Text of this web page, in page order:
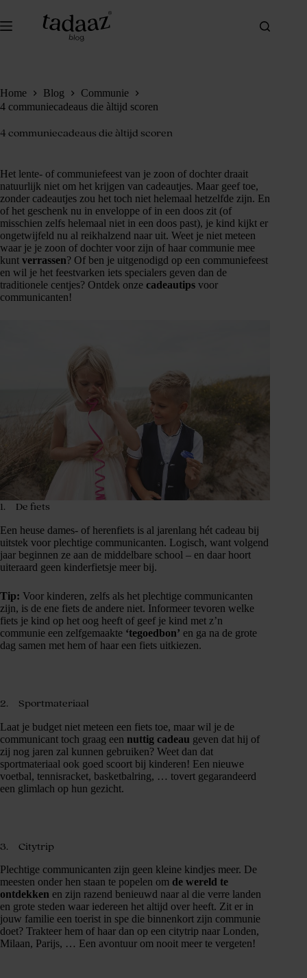
de
Home Blog
Communie
4 communiecadeaus die àltijd scoren
4 communiecadeaus die àltijd scoren
Het lente- of communiefeest van je zoon of dochter draait
natuurlijk niet om het krijgen van cadeautjes. Maar geef toe,
zonder cadeautjes zou het toch niet helemaal hetzelfde zijn. En
of het geschenk nu in enveloppe of in een doos zit (of
misschien zelfs helemaal niet in een doos past), je kind kijkt er
ongetwijfeld nu al reikhalzend naar uit. Weet je niet meteen
waar je je zoon of dochter voor zijn of haar communie mee
kunt verrassen? Of ben je uitgenodigd op een communiefeest
en wil je het feestvarken iets specialers geven dan de
traditionele centjes? Ontdek onze cadeautips voor
communicanten!
1. De fiets
Een heuse dames- of herenfiets is al jarenlang hét cadeau bij
uitstek voor plechtige communicanten. Logisch, want volgend
jaar beginnen ze aan de middelbare school – en daar hoort
uiteraard geen kinderfietsje meer bij.
Tip: Voor kinderen, zelfs als het plechtige communicanten
zijn, is de ene fiets de andere niet. Informeer tevoren welke
fiets je kind op het oog heeft of geef je kind met z’n
communie een zelfgemaakte ‘tegoedbon’ en ga na de grote
dag samen met hem of haar een fiets uitkiezen.
2. Sportmateriaal
Laat je budget niet meteen een fiets toe, maar wil je de
communicant toch graag een nuttig cadeau geven dat hij of
zij nog jaren zal kunnen gebruiken? Weet dan dat
sportmateriaal ook goed scoort bij kinderen! Een nieuwe
voetbal, tennisracket, basketbalring, … tovert gegarandeerd
een glimlach op hun gezicht.
3. Citytrip
Plechtige communicanten zijn geen kleine kindjes meer. De
meesten onder hen staan te popelen om de wereld te
ontdekken en zijn razend benieuwd naar al die verre landen
en grote steden waar iedereen het altijd over heeft. Zit er in
jouw familie een toerist in spe die binnenkort zijn communie
doet? Trakteer hem of haar dan op een citytrip naar Londen,
Milaan, Parijs, … Een avontuur om nooit meer te vergeten!